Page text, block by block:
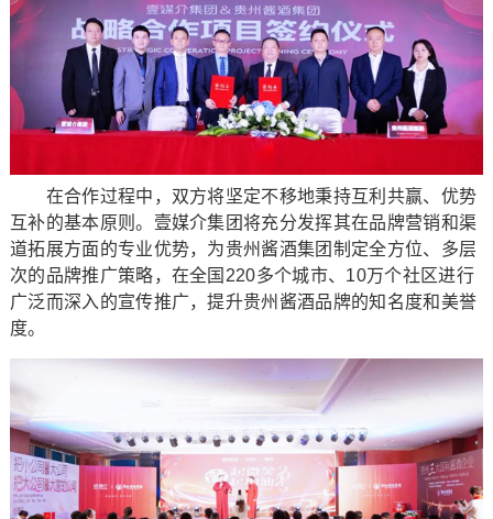
在合作过程中，双方将坚定不移地秉持互利共赢、优势
互补的基本原则。壹媒介集团将充分发挥其在品牌营销和渠
道拓展方面的专业优势，为贵州酱酒集团制定全方位、多层
次的品牌推广策略，在全国220多个城市、10万个社区进行
广泛而深入的宣传推广，提升贵州酱酒品牌的知名度和美誉
度。